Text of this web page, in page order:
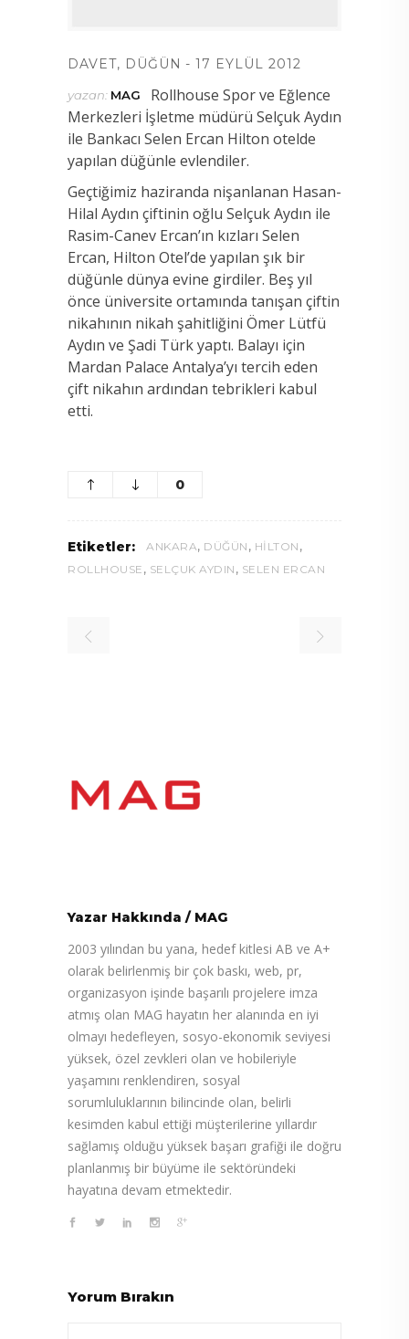
DAVET, DÜĞÜN 17 EYLÜL 2012
yazan: MAG
Rollhouse Spor ve Eğlence
Merkezleri İşletme müdürü Selçuk Aydın
ile Bankacı Selen Ercan Hilton otelde
yapılan düğünle evlendiler.
Geçtiğimiz haziranda nişanlanan Hasan-
Hilal Aydın çiftinin oğlu Selçuk Aydın ile
Rasim-Canev Ercan’ın kızları Selen
Ercan, Hilton Otel’de yapılan şık bir
düğünle dünya evine girdiler. Beş yıl
önce üniversite ortamında tanışan çiftin
nikahının nikah şahitliğini Ömer Lütfü
Aydın ve Şadi Türk yaptı. Balayı için
Mardan Palace Antalya’yı tercih eden
çift nikahın ardından tebrikleri kabul
etti.
0
Etiketler: ANKARA, DÜĞÜN , HILTON ,
ROLLHOUSE , SELÇUK AYDIN , SELEN ERCAN
Yazar Hakkında / MAG
2003 yılından bu yana, hedef kitlesi AB ve A+
olarak belirlenmiş bir çok baskı, web, pr,
organizasyon işinde başarılı projelere imza
atmış olan MAG hayatın her alanında en iyi
olmayı hedefleyen, sosyo-ekonomik seviyesi
yüksek, özel zevkleri olan ve hobileriyle
yaşamını renklendiren, sosyal
sorumluluklarının bilincinde olan, belirli
kesimden kabul ettiği müşterilerine yıllardır
sağlamış olduğu yüksek başarı grafiği ile doğru
planlanmış bir büyüme ile sektöründeki
hayatına devam etmektedir.
Yorum Bırakın